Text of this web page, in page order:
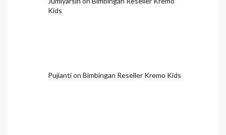
Kids
Pujiantion Bimbingan Reseller Kremo Kids